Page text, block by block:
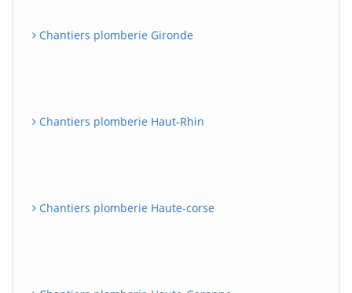
Chantiers plomberie Gironde
Chantiers plomberie Haut-Rhin
Chantiers plomberie Haute-corse